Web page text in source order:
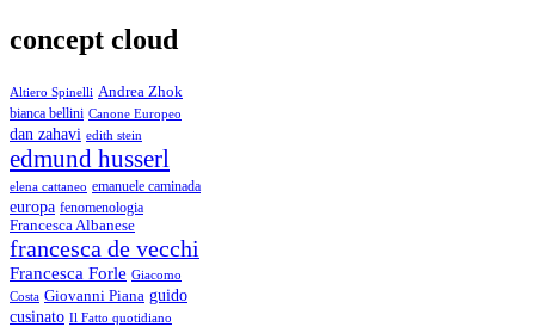
concept cloud
Altiero Spinelli Andrea Zhok
bianca bellini Canone Europeo
dan zahavi edith stein
edmund husserl
elena cattaneo emanuele caminada
europa fenomenologia
Francesca Albanese
francesca de vecchi
Francesca Forle Giacomo
Costa Giovanni Piana guido
cusinato Il Fatto quotidiano